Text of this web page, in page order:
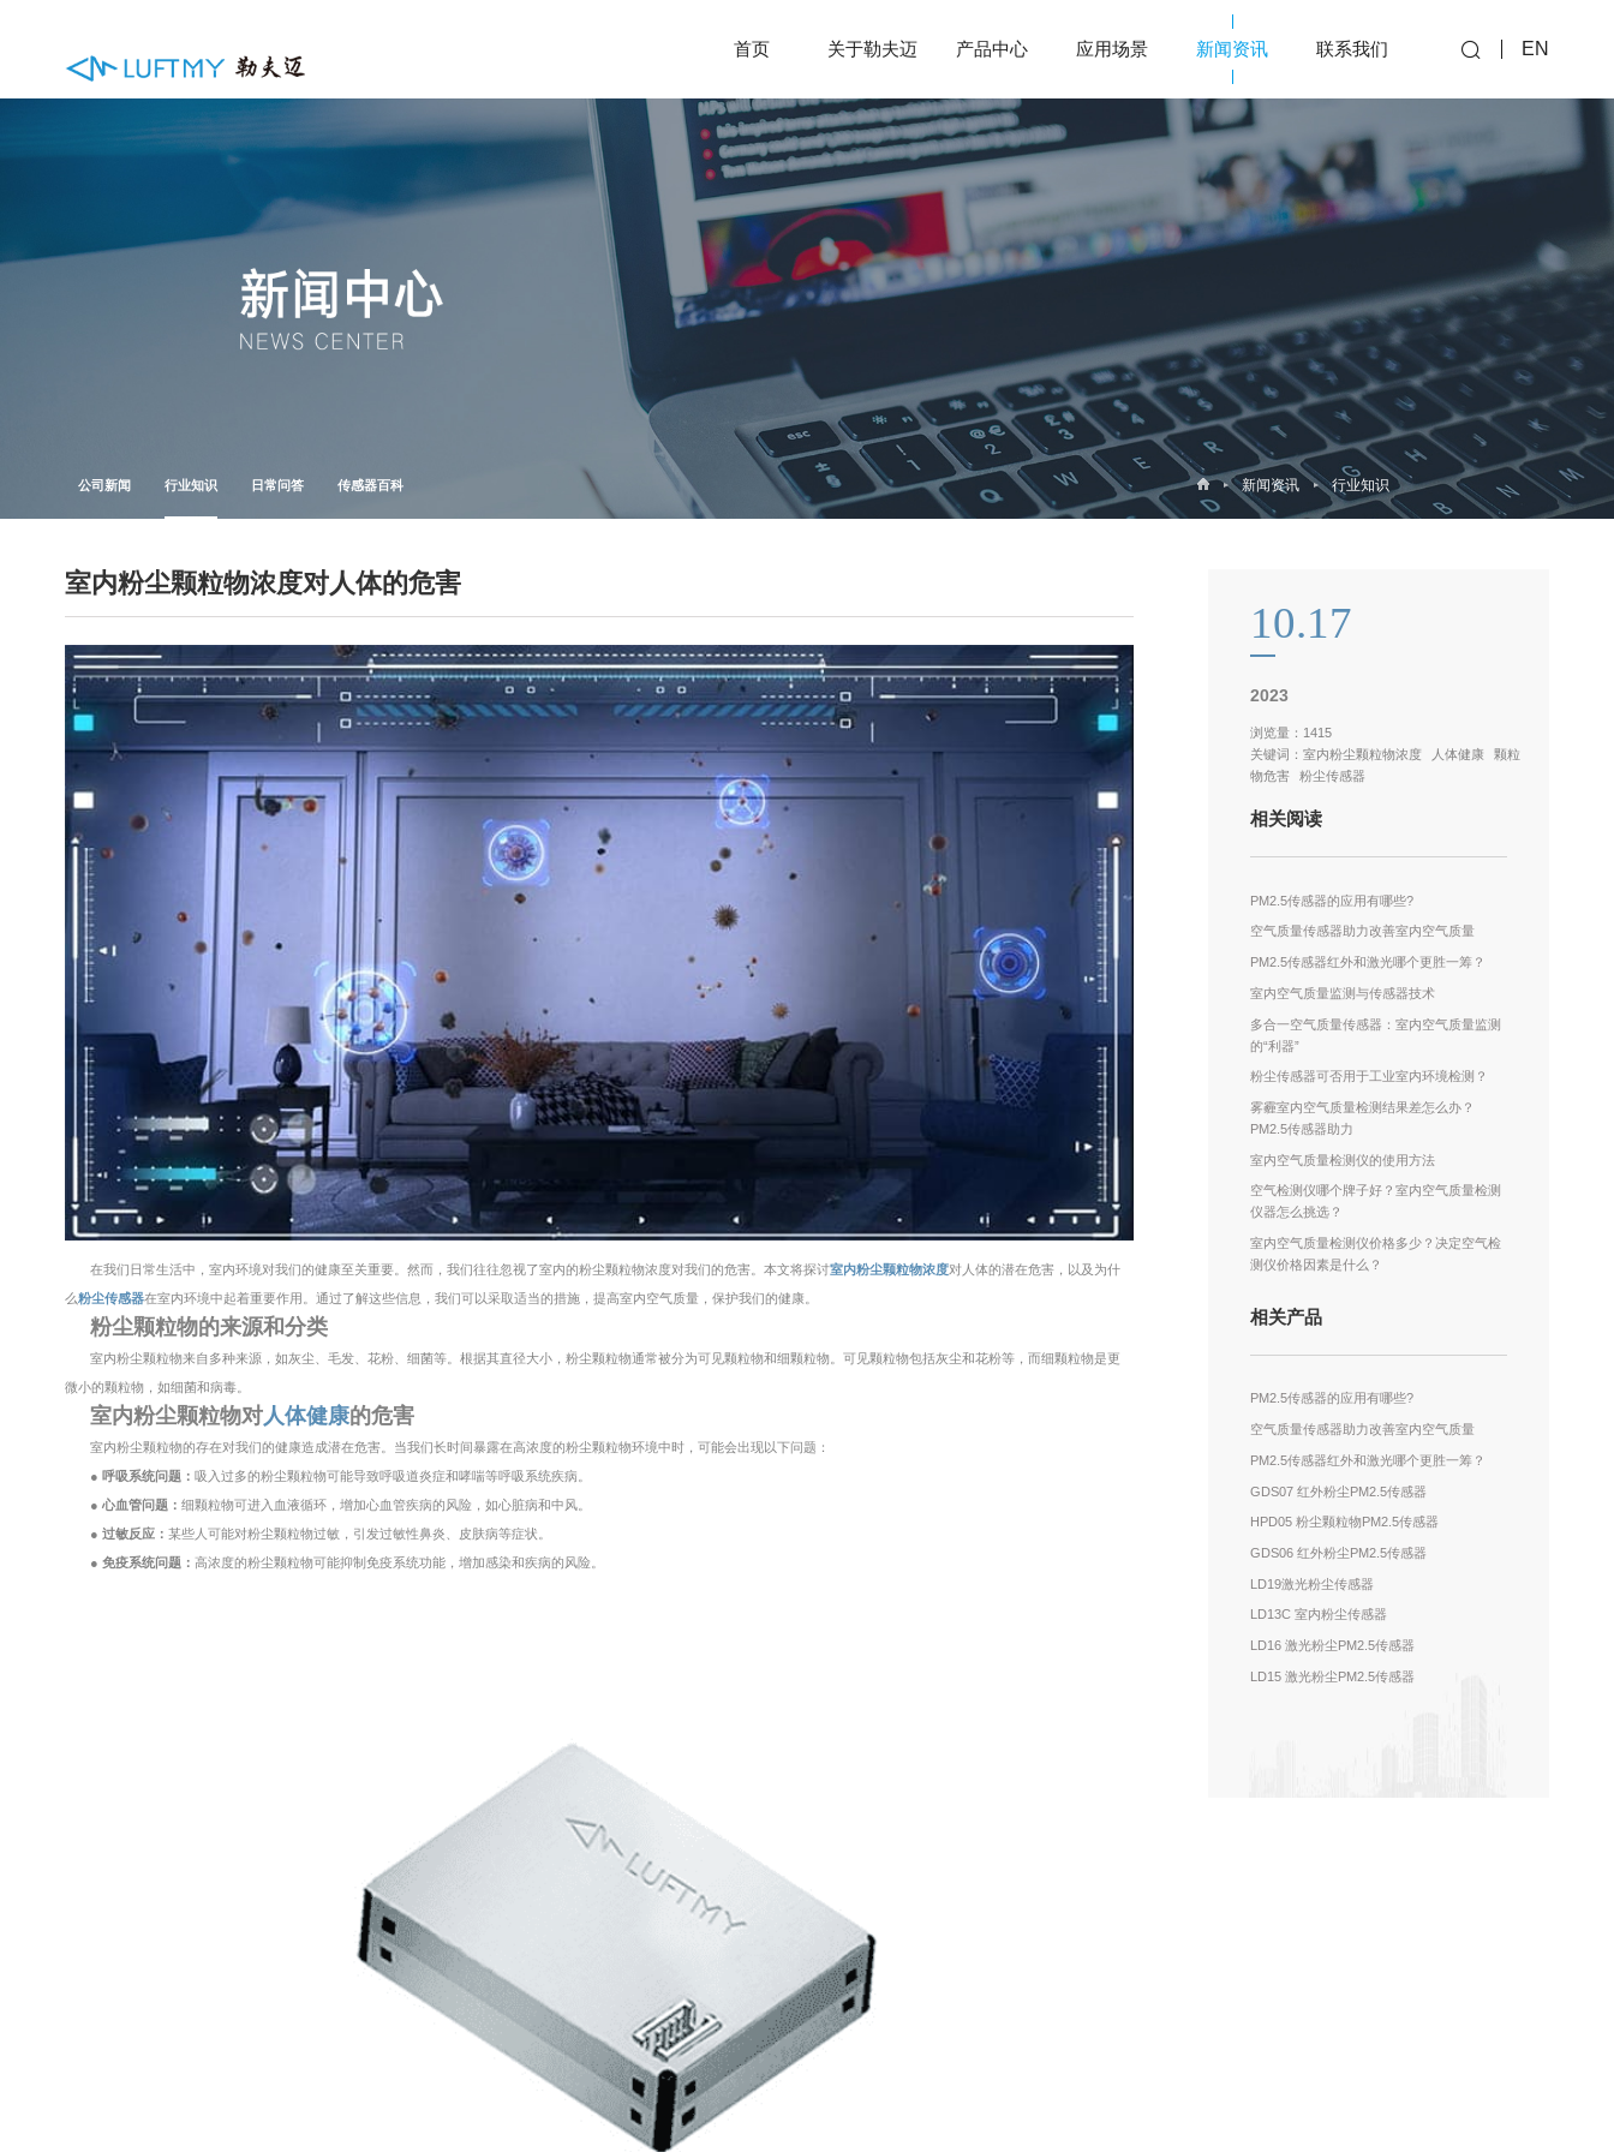
首页 关于勒夫迈 产品中心 应用场景 新闻资讯 联系我们 EN
公司新闻 行业知识 日常问答 传感器百科 新闻资讯 行业知识
室内粉尘颗粒物浓度对人体的危害
在我们日常生活中，室内环境对我们的健康至关重要。然而，我们往往忽视了室内的粉尘颗粒物浓度对我们的危害。本文将探讨室内粉尘颗粒物浓度对人体的潜在危害，以及为什
么粉尘传感器在室内环境中起着重要作用。通过了解这些信息，我们可以采取适当的措施，提高室内空气质量，保护我们的健康。
粉尘颗粒物的来源和分类
室内粉尘颗粒物来自多种来源，如灰尘、毛发、花粉、细菌等。根据其直径大小，粉尘颗粒物通常被分为可见颗粒物和细颗粒物。可见颗粒物包括灰尘和花粉等，而细颗粒物是更
微小的颗粒物，如细菌和病毒。
室内粉尘颗粒物对人体健康的危害
室内粉尘颗粒物的存在对我们的健康造成潜在危害。当我们长时间暴露在高浓度的粉尘颗粒物环境中时，可能会出现以下问题：
● 呼吸系统问题：吸入过多的粉尘颗粒物可能导致呼吸道炎症和哮喘等呼吸系统疾病。
● 心血管问题：细颗粒物可进入血液循环，增加心血管疾病的风险，如心脏病和中风。
● 过敏反应：某些人可能对粉尘颗粒物过敏，引发过敏性鼻炎、皮肤病等症状。
● 免疫系统问题：高浓度的粉尘颗粒物可能抑制免疫系统功能，增加感染和疾病的风险。
10.17
2023
浏览量：1415
关键词：室内粉尘颗粒物浓度 人体健康
颗粒
物危害
粉尘传感器
相关阅读
PM2.5传感器的应用有哪些?
空气质量传感器助力改善室内空气质量
PM2.5传感器红外和激光哪个更胜一筹？
室内空气质量监测与传感器技术
多合一空气质量传感器：室内空气质量监测
的“利器”
粉尘传感器可否用于工业室内环境检测？
雾霾室内空气质量检测结果差怎么办？
PM2.5传感器助力
室内空气质量检测仪的使用方法
空气检测仪哪个牌子好？室内空气质量检测
仪器怎么挑选？
室内空气质量检测仪价格多少？决定空气检
测仪价格因素是什么？
相关产品
PM2.5传感器的应用有哪些?
空气质量传感器助力改善室内空气质量
PM2.5传感器红外和激光哪个更胜一筹？
GDS07 红外粉尘PM2.5传感器
HPD05 粉尘颗粒物PM2.5传感器
GDS06 红外粉尘PM2.5传感器
LD19激光粉尘传感器
LD13C 室内粉尘传感器
LD16 激光粉尘PM2.5传感器
LD15 激光粉尘PM2.5传感器